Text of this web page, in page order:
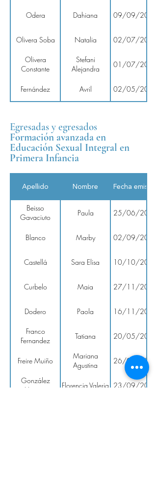
Odera Dahiana 09/09/2025
Olivera Soba Natalia 02/07/2025
Olivera
Constante
Stefani
Alejandra
01/07/2025
Fernández Avril 02/05/2025
Egresadas y egresados
Formación avanzada en
Educación Sexual Integral en
Primera Infancia
Apellido Nombre Fecha emisión
Beisso
Gavaciuto
Paula 25/06/2026
Blanco Marby 02/09/2024
Castellá Sara Elisa 10/10/2023
Curbelo Maia 27/11/2023
Dodero Paola 16/11/2023
Franco
Fernandez
Tatiana 20/05/2024
Freire Muiño
Mariana
Agustina
26/01/2024
González
Herrero
Florencia Valeria 23/09/2024